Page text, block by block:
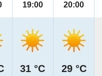
19:00
31 °C
20:00
29 °C